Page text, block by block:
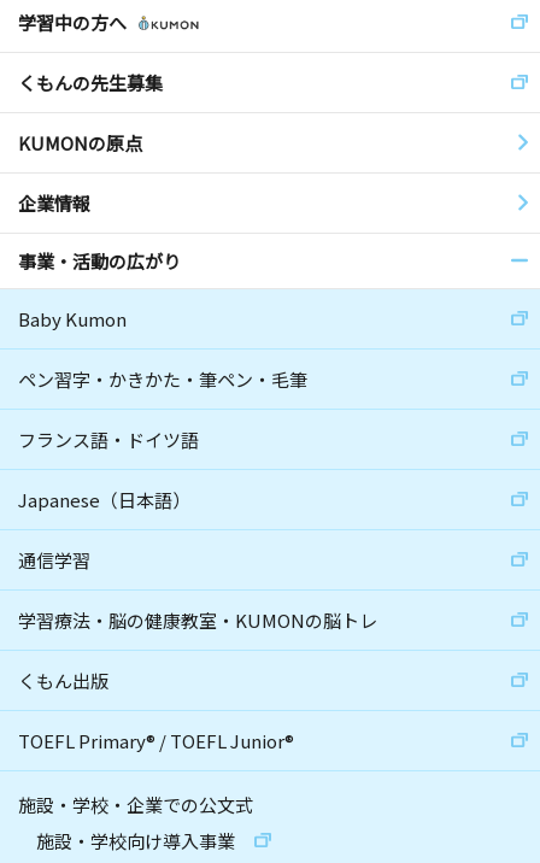
学習中の方へ
くもんの先生募集
KUMONの原点
企業情報
事業・活動の広がり
Baby Kumon
ペン習字・かきかた・筆ペン・毛筆
フランス語・ドイツ語
Japanese（日本語）
通信学習
学習療法・脳の健康教室・KUMONの脳トレ
くもん出版
TOEFL Primary® /TOEFL Junior®
施設・学校・企業での公文式
施設・学校向け導入事業